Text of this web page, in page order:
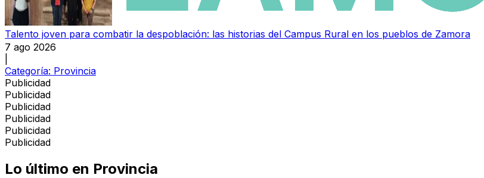
Talento joven para combatir la despoblación: las historias del Campus Rural en los pueblos de Zamora
7 ago 2026
Categoría: Provincia
Publicidad
Publicidad
Publicidad
Publicidad
Publicidad
Publicidad
Lo último en Provincia